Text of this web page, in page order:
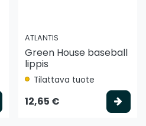
Valitse vaihtoehto
ATLANTIS
Green House baseball
lippis
Tilattava tuote
12,65 €